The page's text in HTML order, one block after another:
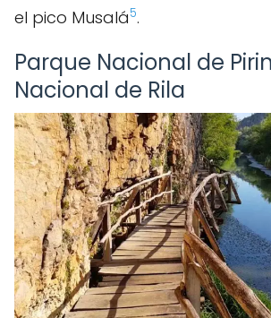
el pico Musalá5.
Parque Nacional de
Nacional de Rila